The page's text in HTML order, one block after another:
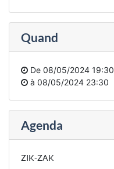
Quand
De 08/05/2024 19:30
à 08/05/2024 23:30
Agenda
ZIK-ZAK